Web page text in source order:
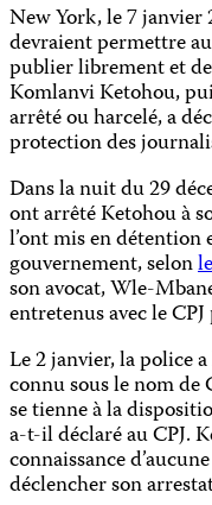
New York, le 7 janvier
devraient permettre
publier librement et
Komlanvi Ketohou,
arrêté ou harcelé, a
protection des
Dans la nuit du 29
ont arrêté Ketohou à
l’ont mis en détention
gouvernement, selon
son avocat, Wle-
entretenus avec le
Le 2 janvier, la police
connu sous le nom de
se tienne à la
a-t-il déclaré au CPJ.
connaissance
déclencher son